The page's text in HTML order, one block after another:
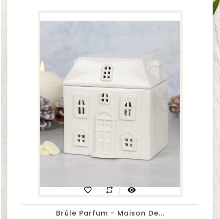
favorite_border repeat visibility
Brûle Parfum - Maison De...